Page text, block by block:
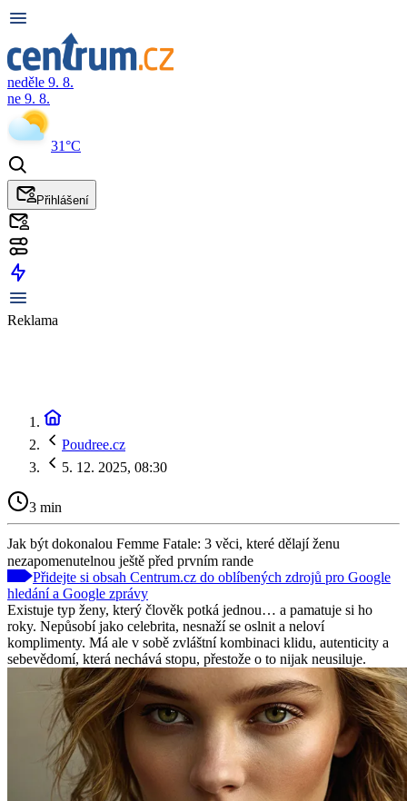
neděle 9. 8.
ne 9. 8.
31°C
Přihlášení
Reklama
Poudree.cz
5. 12. 2025, 08:30
3 min
Jak být dokonalou Femme Fatale: 3 věci, které dělají ženu
nezapomenutelnou ještě před prvním rande
Přidejte si obsah Centrum.cz do oblíbených zdrojů pro Google
hledání a Google zprávy
Existuje typ ženy, který člověk potká jednou… a pamatuje si ho
roky. Nepůsobí jako celebrita, nesnaží se oslnit a neloví
komplimenty. Má ale v sobě zvláštní kombinaci klidu, autenticity a
sebevědomí, která nechává stopu, přestože o to nijak neusiluje.